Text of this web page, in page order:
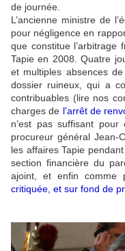
de journée.
L’ancienne ministre de
pour négligence en
que constitue l’arbitrage
Tapie en 2008. Quatre
et multiples absences
dossier ruineux, qui a
contribuables (lire nos
charges de l'arrêt de
n’est pas suffisant
procureur général Jean-
les affaires Tapie
section financière du
ajoint, et enfin comme
critiquée, et sur fond de